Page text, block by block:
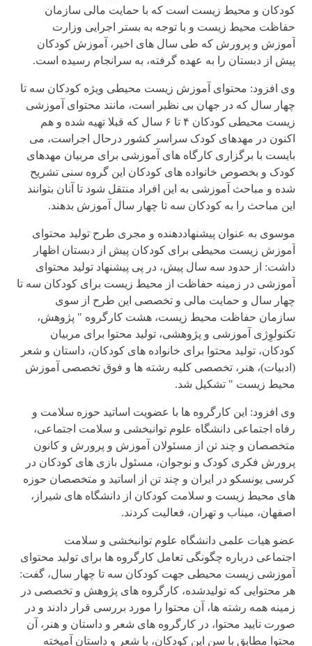
کودکان و محیط زیست است که با حمایت مالی سازمان
حفاظت محیط زیست و با توجه به بستر اجرایی وزارت
آموزش و پرورش که طی سال های اخیر، آموزش کودکان
پیش از دبستان را به عهده گرفته، به سرانجام رسیده است.
وی افزود: محتوای آموزش زیست محیطی ویژه کودکان سه تا
چهار سال که در جهان بی نظیر است، مانند محتوای آموزشی
زیست محیطی کودکان ۴ تا ۶ سال که قبلا تهیه شده و هم
اکنون در مهدهای کودک سراسر کشور درحال اجراست، می
بایست با برگزاری کارگاه های آموزشی برای مربیان مهدهای
کودک و بخصوص خانواده های کودکان این گروه سنی تشریح
شده و مباحث آموزشی به این افراد منتقل شود تا آنان بتوانند
این مباحث را به کودکان سه تا چهار سال آموزش بدهند.
موسوی به عنوان پیشنهاددهنده و مجری طرح تولید محتوای
آموزش زیست محیطی برای کودکان پیش از دبستان اظهار
داشت: از حدود سه سال پیش، در پی پیشنهاد تولید محتوای
آموزشی در زمینه حفاظت از محیط زیست برای کودکان سه تا
چهار سال و حمایت مالی و تخصصی این طرح از سوی
سازمان حفاظت محیط زیست، هشت کارگروه " پژوهش،
تکنولوِژی آموزشی و پژوهشی، تولید محتوا برای مربیان
کودکان، تولید محتوا برای خانواده های کودکان، داستان و شعر
(ادبیات)، هنر، تخصصی کلیه رشته ها و فوق تخصصی آموزش
محیط زیست " تشکیل شد.
وی افزود: این کارگروه ها با عضویت اساتید حوزه سلامت و
رفاه اجتماعی دانشگاه علوم توانبخشی و سلامت اجتماعی،
متخصصان و چند تن از مسئولان آموزش و پرورش و کانون
پرورش فکری کودک و نوجوان، مسئول بازی های کودکان در
کرسی یونسکو در ایران و چند تن از اساتید و متخصصان حوزه
های محیط زیست و سلامت کودکان از دانشگاه های شیراز،
اصفهان، میناب و تهران، فعالیت کردند.
عضو هیات علمی دانشگاه علوم توانبخشی و سلامت
اجتماعی درباره چگونگی تعامل کارگروه ها برای تولید محتوای
آموزشی زیست محیطی جهت کودکان سه تا چهار سال، گفت:
هر محتوایی که تولیدشده، کارگروه های پژوهش و تخصصی در
زمینه همه رشته ها، آن محتوا را مورد بررسی قرار دادند و در
صورت تایید محتوا، در کارگروه های شعر و داستان و هنر، آن
محتوا مطابق با سن این کودکان، با شعر و داستان آمیخته